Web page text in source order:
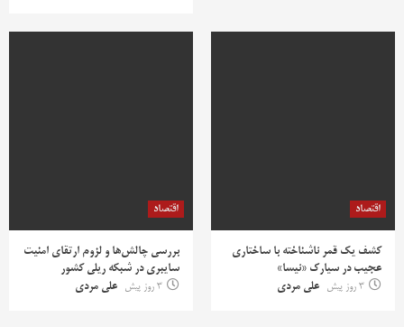
اقتصاد
کشف یک قمر ناشناخته با ساختاری
عجیب در سیارک «نیسا»
3 روز پیش
علی مردی
اقتصاد
بررسی چالش‌ها و لزوم ارتقای امنیت
سایبری در شبکه ریلی کشور
3 روز پیش
علی مردی